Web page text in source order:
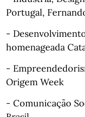
Portugal,
-
homenageada
-
Origem Week
- Comunicação